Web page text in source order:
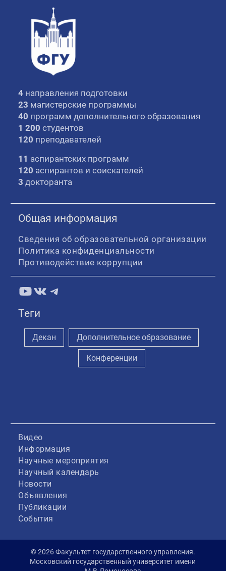
4 направления подготовки
23 магистерские программы
40 программ дополнительного образования
1 200 студентов
120 преподавателей
11 аспирантских программ
120 аспирантов и соискателей
3 докторанта
Общая информация
Сведения об образовательной организации
Политика конфиденциальности
Противодействие коррупции
YouTube
ВКонтакте
Telegram
Теги
Декан Дополнительное образование
Конференции
Видео
Информация
Научные мероприятия
Научный календарь
Новости
Объявления
Публикации
События
© 2026 Факультет государственного управления.
Московский государственный университет имени